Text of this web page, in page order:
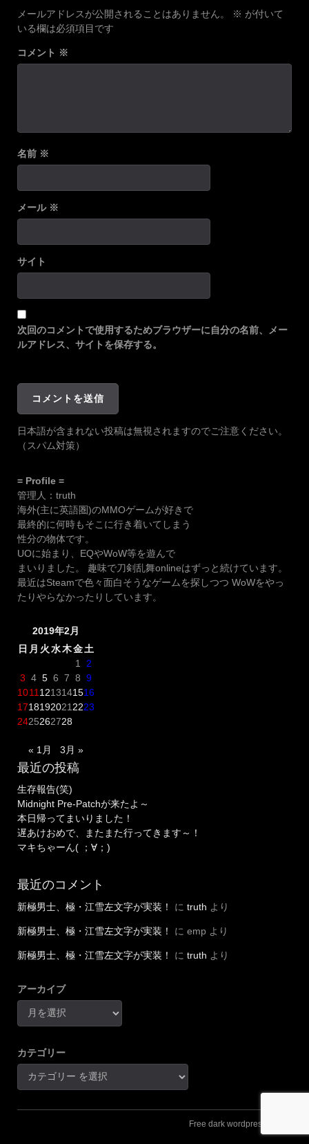
メールアドレスが公開されることはありません。 ※ が付いて
いる欄は必須項目です
コメント ※
名前 ※
メール ※
サイト
次回のコメントで使用するためブラウザーに自分の名前、メー
ルアドレス、サイトを保存する。
日本語が含まれない投稿は無視されますのでご注意ください。
（スパム対策）
= Profile =
管理人：truth
海外(主に英語圏)のMMOゲームが好きで
最終的に何時もそこに行き着いてしまう
性分の物体です。
UOに始まり、EQやWoW等を遊んで
まいりました。 趣味で刀剣乱舞onlineはずっと続けています。
最近はSteamで色々面白そうなゲームを探しつつ WoWをやっ
たりやらなかったりしています。
2019年2月
日 月 火水木金土
1
2
3 4 5 6 7 8 9
1011 1213141516
1718192021 2223
2425262728
« 1月 3月 »
最近の投稿
生存報告(笑)
Midnight Pre-Patchが来たよ～
本日帰ってまいりました！
遅あけおめで、またまた行ってきます～！
マキちゃーん( ；∀；)
最近のコメント
新極男士、極・江雪左文字が実装！ に truth より
新極男士、極・江雪左文字が実装！ に emp より
新極男士、極・江雪左文字が実装！ に truth より
アーカイブ
カテゴリー
Free dark wordpress theme